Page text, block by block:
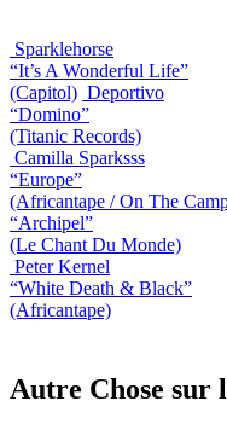
Sparklehorse
“It’s A Wonderful Life”
(Capitol) Deportivo
“Domino”
(Titanic Records)
Camilla Sparksss
“Europe”
(Africantape / On The
“Archipel”
(Le Chant Du Monde)
Peter Kernel
“White Death & Black”
(Africantape)
Autre Chose